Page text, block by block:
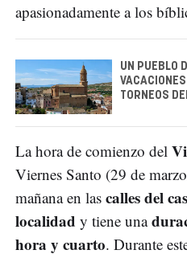
apasionadamente a los
UN PUEBLO
TORNEOS
La hora de comienzo del
Viernes Santo (29 de
mañana en las calles del
localidad y tiene una
hora y cuarto. Durante